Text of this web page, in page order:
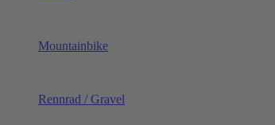
Mountainbike
Rennrad / Gravel